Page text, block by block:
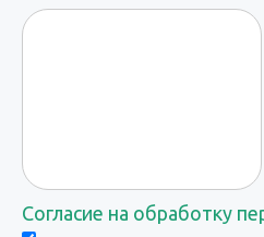
Согласие на обработку